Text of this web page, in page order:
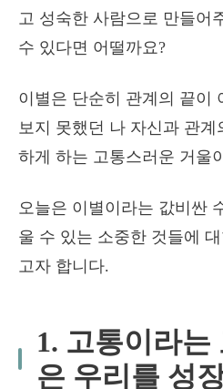
고 성숙한 사람으로 만들어
수 있다면 어떨까요?
이별은 단순히 관계의 끝이
보지 못했던 나 자신과 관
하게 하는 고통스러운 거울
오늘은 이별이라는 값비싼
울 수 있는 소중한 것들에
고자 합니다.
1. 고통이라는
은 우리를 성